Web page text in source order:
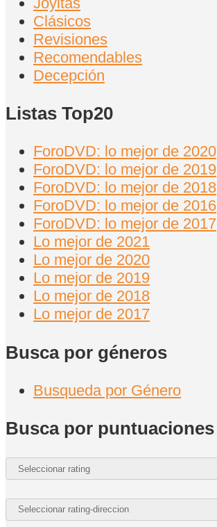
Clásicos
Revisiones
Recomendables
Decepción
Listas Top20
ForoDVD: lo mejor de 2020
ForoDVD: lo mejor de 2019
ForoDVD: lo mejor de 2018
ForoDVD: lo mejor de 2016
ForoDVD: lo mejor de 2017
Lo mejor de 2021
Lo mejor de 2020
Lo mejor de 2019
Lo mejor de 2018
Lo mejor de 2017
Busca por géneros
Busqueda por Género
Busca por puntuaciones